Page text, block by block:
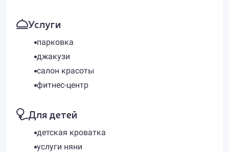
Услуги
парковка
джакузи
салон красоты
фитнес-центр
Для детей
детская кроватка
услуги няни